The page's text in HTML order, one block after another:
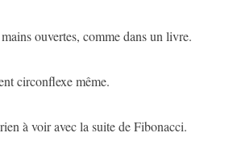
ouvertes, comme dans un livre.
circonflexe même.
à voir avec la suite de Fibonacci.